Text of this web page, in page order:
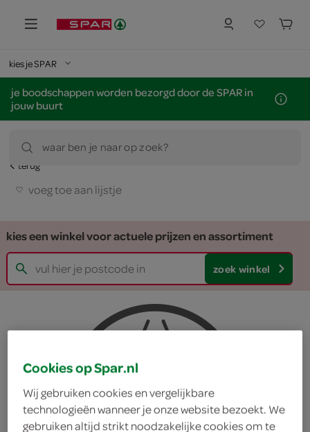
kies je SPAR
je boodschappen worden bezorgd door de SPAR in
jouw buurt
waar ben je naar op zoek?
terug
voeg toe aan lijstje
kies een winkel voor actuele prijzen en assortiment
zoek winkel
Cookies op Spar.nl
Wij gebruiken cookies en vergelijkbare
technologieën wanneer je onze website bezoekt. We
gebruiken altijd strikt noodzakelijke cookies om te